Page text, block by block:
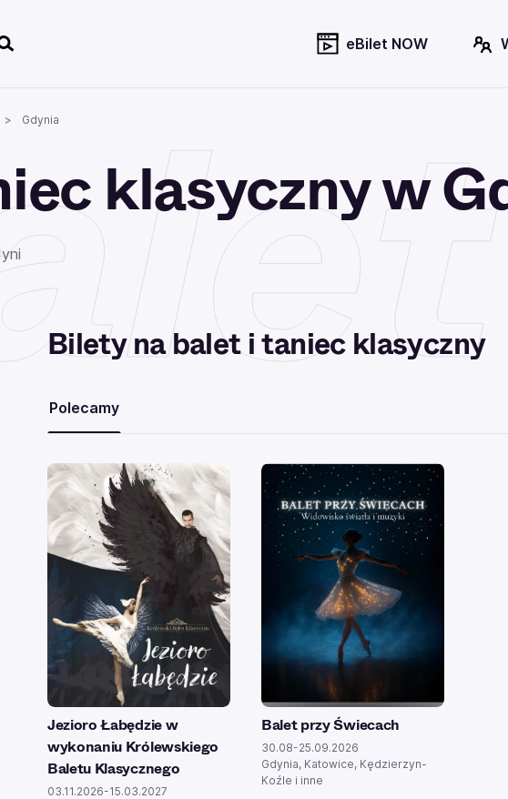
eBilet NOW
Gdynia
klasyczny w
Bilety na balet i taniec klasyczny
Polecamy
Jezioro Łabędzie w
wykonaniu Królewskiego
Baletu Klasycznego
03.11.2026-15.03.2027
Balet przy Świecach
30.08-25.09.2026
Gdynia, Katowice, Kędzierzyn-
Koźle i inne